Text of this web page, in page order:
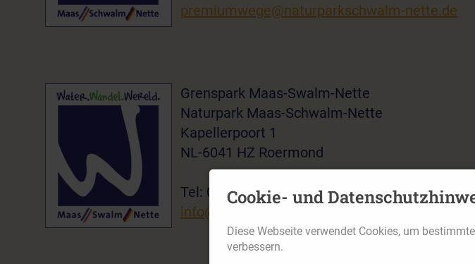
premiumwege@naturparkschwalm-nette.de
Grenspark Maas-Swalm-Nette
Naturpark Maas-Schwalm-Nette
Kapellerpoort 1
NL-6041 HZ Roermond
Tel: 0(031) 475 386-480
info@grenspark-msn.nl
Cookie- und
Diese Webseite verwendet Cookies, um
verbessern.